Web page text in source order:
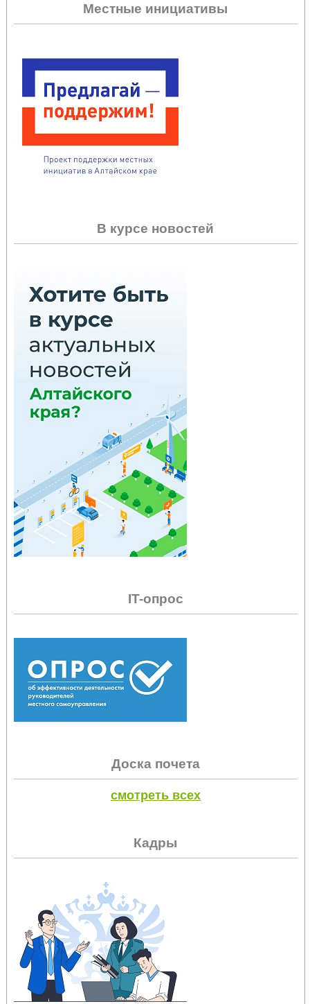
Местные инициативы
В курсе новостей
IT-опрос
Доска почета
смотреть всех
Кадры